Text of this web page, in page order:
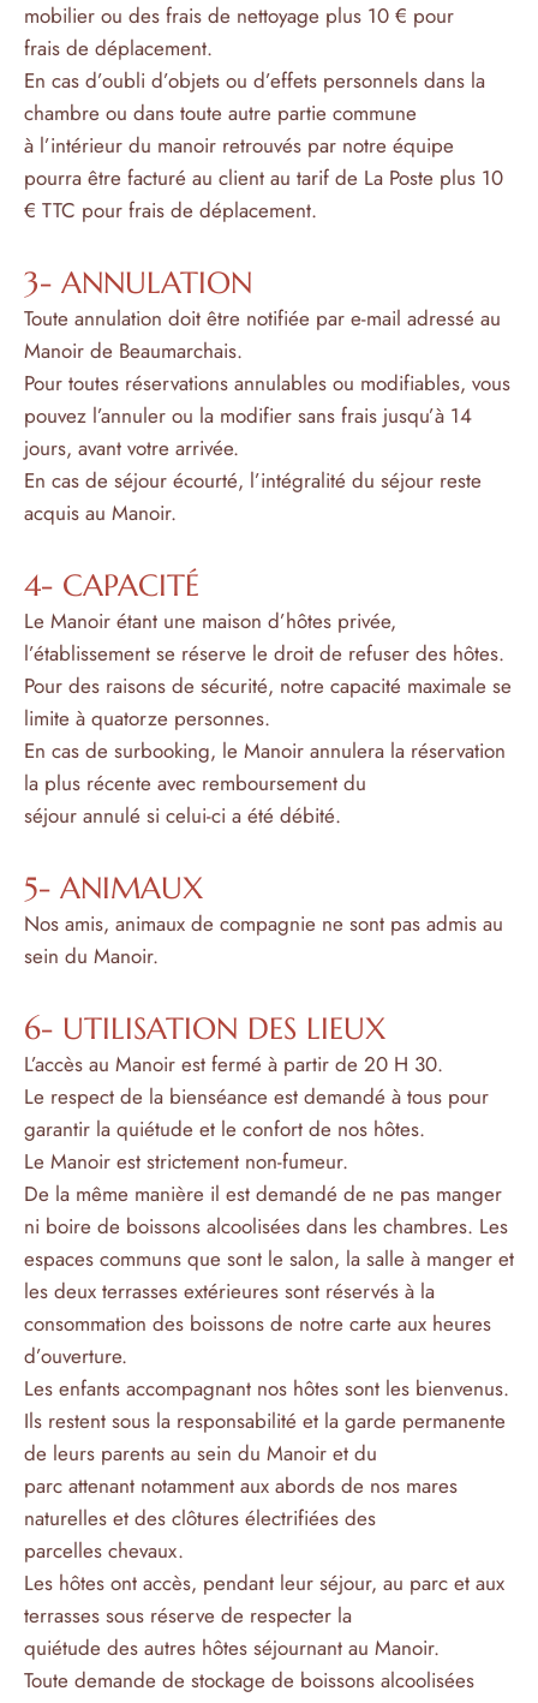
mobilier ou des frais de nettoyage plus 10 € pour
frais de déplacement.
En cas d’oubli d’objets ou d’effets personnels dans la
chambre ou dans toute autre partie commune
à l’intérieur du manoir retrouvés par notre équipe
pourra être facturé au client au tarif de La Poste plus 10
€ TTC pour frais de déplacement.
3- ANNULATION
Toute annulation doit être notifiée par e-mail adressé au
Manoir de Beaumarchais.
Pour toutes réservations annulables ou modifiables, vous
pouvez l’annuler ou la modifier sans frais jusqu’à 14
jours, avant votre arrivée.
En cas de séjour écourté, l’intégralité du séjour reste
acquis au Manoir.
4- CAPACITÉ
Le Manoir étant une maison d’hôtes privée,
l’établissement se réserve le droit de refuser des hôtes.
Pour des raisons de sécurité, notre capacité maximale se
limite à quatorze personnes.
En cas de surbooking, le Manoir annulera la réservation
la plus récente avec remboursement du
séjour annulé si celui-ci a été débité.
5- ANIMAUX
Nos amis, animaux de compagnie ne sont pas admis au
sein du Manoir.
6- UTILISATION DES LIEUX
L’accès au Manoir est fermé à partir de 20 H 30.
Le respect de la bienséance est demandé à tous pour
garantir la quiétude et le confort de nos hôtes.
Le Manoir est strictement non-fumeur.
De la même manière il est demandé de ne pas manger
ni boire de boissons alcoolisées dans les chambres. Les
espaces communs que sont le salon, la salle à manger et
les deux terrasses extérieures sont réservés à la
consommation des boissons de notre carte aux heures
d’ouverture.
Les enfants accompagnant nos hôtes sont les bienvenus.
Ils restent sous la responsabilité et la garde permanente
de leurs parents au sein du Manoir et du
parc attenant notamment aux abords de nos mares
naturelles et des clôtures électrifiées des
parcelles chevaux.
Les hôtes ont accès, pendant leur séjour, au parc et aux
terrasses sous réserve de respecter la
quiétude des autres hôtes séjournant au Manoir.
Toute demande de stockage de boissons alcoolisées